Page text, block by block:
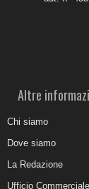
Altre
Chi siamo
Dove siamo
La Redazione
Ufficio Commerciale